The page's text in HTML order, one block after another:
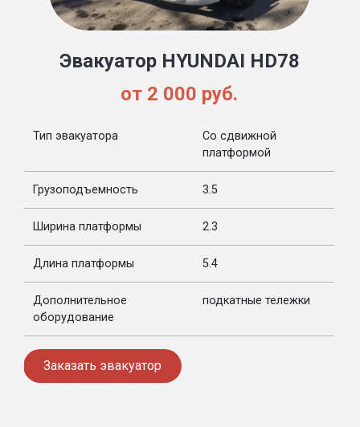
Эвакуатор HYUNDAI HD78
от 2 000 руб.
Тип эвакуатора
Со сдвижной
платформой
Грузоподъемность 3.5
Ширина платформы 2.3
Длина платформы 5.4
Дополнительное
оборудование
подкатные тележки
Заказать эвакуатор